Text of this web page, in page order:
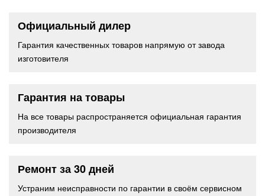
Официальный дилер
Гарантия качественных товаров напрямую от завода
изготовителя
Гарантия на товары
На все товары распространяется официальная гарантия
производителя
Ремонт за 30 дней
Устраним неисправности по гарантии в своём сервисном